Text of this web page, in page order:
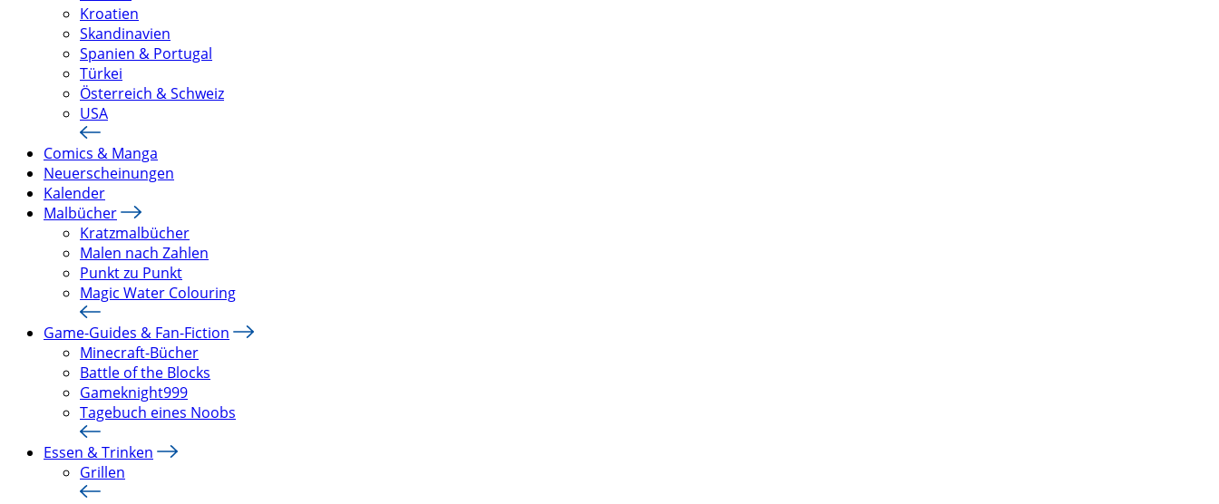
Kroatien
Skandinavien
Spanien & Portugal
Türkei
Österreich & Schweiz
USA
Comics & Manga
Neuerscheinungen
Kalender
Malbücher
Kratzmalbücher
Malen nach Zahlen
Punkt zu Punkt
Magic Water Colouring
Game-Guides & Fan-Fiction
Minecraft-Bücher
Battle of the Blocks
Gameknight999
Tagebuch eines Noobs
Essen & Trinken
Grillen